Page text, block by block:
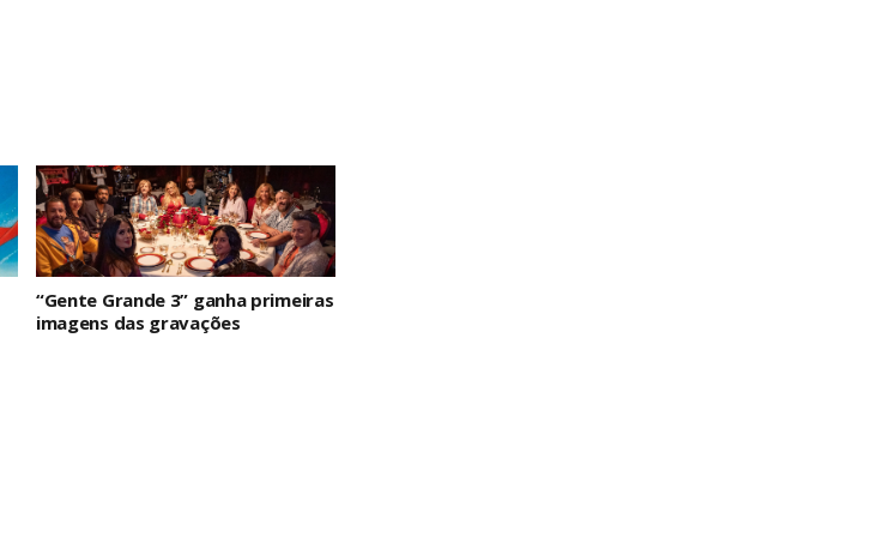
“Gente Grande 3” ganha primeiras
imagens das gravações